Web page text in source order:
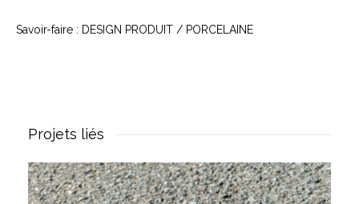
Savoir-faire : DESIGN PRODUIT / PORCELAINE
Projets liés